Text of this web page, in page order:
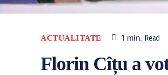
ACTUALITATE 1 min. Read
Florin Cîțu a